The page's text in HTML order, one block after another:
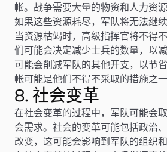
帐。战争需要大量的物资和人力资
如果这些资源耗尽，军队将无法继续
当资源枯竭时，高级指挥官将不得
们可能会决定减少士兵的数量，以
可能会削减军队的其他开支，以节
帐可能是他们不得不采取的措施之一
8. 社会变革
在社会变革的过程中，军队可能会
会需求。社会的变革可能包括政治
改变，这可能会影响到军队的组织和